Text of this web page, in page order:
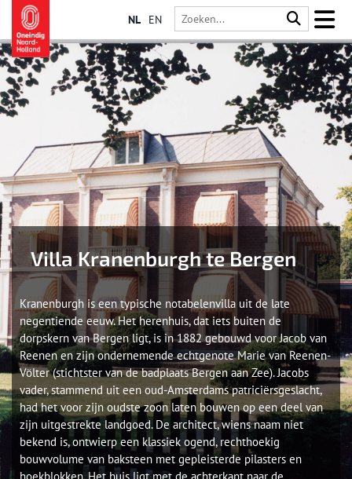
NL EN
Villa Kranenburgh te Bergen
Kranenburgh is een typische notabelenvilla uit de late
negentiende eeuw. Het herenhuis, dat iets buiten de
dorpskern van Bergen ligt, is in 1882 gebouwd voor Jacob van
Reenen en zijn ondernemende echtgenote Marie van Reenen-
Völter (stichtster van de badplaats Bergen aan Zee). Jacobs
vader, stammend uit een oud-Amsterdams patriciërsgeslacht,
had het voor zijn oudste zoon laten bouwen op een deel van
zijn uitgestrekte landgoed. De architect, wiens naam niet
bekend is, ontwierp een klassiek ogend, rechthoekig
bouwvolume van baksteen met gepleisterde pilasters en